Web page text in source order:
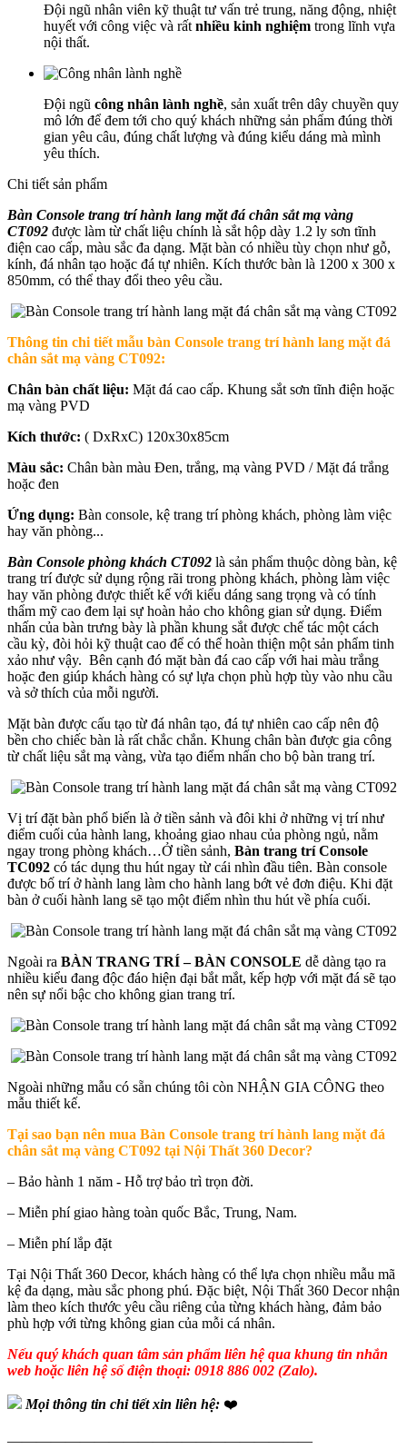
Đội ngũ nhân viên kỹ thuật tư vấn trẻ trung, năng động, nhiệt
huyết với công việc và rất nhiều kinh nghiệm trong lĩnh vựa
nội thất.
Đội ngũ công nhân lành nghề, sản xuất trên dây chuyền quy
mô lớn để đem tới cho quý khách những sản phẩm đúng thời
gian yêu câu, đúng chất lượng và đúng kiểu dáng mà mình
yêu thích.
Chi tiết sản phẩm
Bàn Console trang trí hành lang mặt đá chân sắt mạ vàng
CT092 được làm từ chất liệu chính là sắt hộp dày 1.2 ly sơn tĩnh
điện cao cấp, màu sắc đa dạng. Mặt bàn có nhiều tùy chọn như gỗ,
kính, đá nhân tạo hoặc đá tự nhiên. Kích thước bàn là 1200 x 300 x
850mm, có thể thay đổi theo yêu cầu.
Thông tin chi tiết mẫu bàn Console trang trí hành lang mặt đá
chân sắt mạ vàng CT092:
Chân bàn chất liệu: Mặt đá cao cấp. Khung sắt sơn tĩnh điện hoặc
mạ vàng PVD
Kích thước: ( DxRxC) 120x30x85cm
Màu sắc: Chân bàn màu Đen, trắng, mạ vàng PVD / Mặt đá trắng
hoặc đen
Ứng dụng: Bàn console, kệ trang trí phòng khách, phòng làm việc
hay văn phòng...
Bàn Console phòng khách CT092 là sản phẩm thuộc dòng bàn, kệ
trang trí được sử dụng rộng rãi trong phòng khách, phòng làm việc
hay văn phòng được thiết kế với kiểu dáng sang trọng và có tính
thẩm mỹ cao đem lại sự hoàn hảo cho không gian sử dụng. Điểm
nhấn của bàn trưng bày là phần khung sắt được chế tác một cách
cầu kỳ, đòi hỏi kỹ thuật cao để có thể hoàn thiện một sản phẩm tinh
xảo như vậy. Bên cạnh đó mặt bàn đá cao cấp với hai màu trắng
hoặc đen giúp khách hàng có sự lựa chọn phù hợp tùy vào nhu cầu
và sở thích của mỗi người.
Mặt bàn được cấu tạo từ đá nhân tạo, đá tự nhiên cao cấp nên độ
bền cho chiếc bàn là rất chắc chắn. Khung chân bàn được gia công
từ chất liệu sắt mạ vàng, vừa tạo điểm nhấn cho bộ bàn trang trí.
Vị trí đặt bàn phổ biến là ở tiền sảnh và đôi khi ở những vị trí như
điểm cuối của hành lang, khoảng giao nhau của phòng ngủ, nằm
ngay trong phòng khách…Ở tiền sảnh, Bàn trang trí Console
TC092 có tác dụng thu hút ngay từ cái nhìn đầu tiên. Bàn console
được bố trí ở hành lang làm cho hành lang bớt vẻ đơn điệu. Khi đặt
bàn ở cuối hành lang sẽ tạo một điểm nhìn thu hút về phía cuối.
Ngoài ra BÀN TRANG TRÍ – BÀN CONSOLE dễ dàng tạo ra
nhiều kiểu đang độc đáo hiện đại bắt mắt, kếp hợp với mặt đá sẽ tạo
nên sự nổi bậc cho không gian trang trí.
Ngoài những mẫu có sẵn chúng tôi còn NHẬN GIA CÔNG theo
mẫu thiết kế.
Tại sao bạn nên mua Bàn Console trang trí hành lang mặt đá
chân sắt mạ vàng CT092 tại Nội Thất 360 Decor?
– Bảo hành 1 năm - Hỗ trợ bảo trì trọn đời.
– Miễn phí giao hàng toàn quốc Bắc, Trung, Nam.
– Miễn phí lắp đặt
Tại Nội Thất 360 Decor, khách hàng có thể lựa chọn nhiều mẫu mã
kệ đa dạng, màu sắc phong phú. Đặc biệt, Nội Thất 360 Decor nhận
làm theo kích thước yêu cầu riêng của từng khách hàng, đảm bảo
phù hợp với từng không gian của mỗi cá nhân.
Nếu quý khách quan tâm sản phẩm liên hệ qua khung tin nhắn
web hoặc liên hệ số điện thoại: 0918 886 002 (Zalo).
Mọi thông tin chi tiết xin liên hệ: ❤️
—————————————————————